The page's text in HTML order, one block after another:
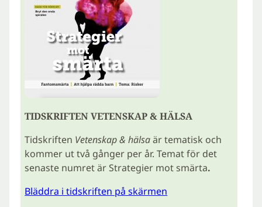
TIDSKRIFTEN VETENSKAP & HÄLSA
Tidskriften Vetenskap & hälsaär tematisk och
kommer ut två gånger per år. Temat för det
senaste numret är Strategier mot smärta.
Bläddra i tidskriften på skärmen